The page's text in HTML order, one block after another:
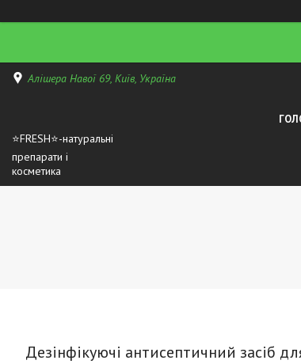
Алішера Навої 69, Київ, Україна
⭐FRESH⭐-натуральні
препарати і
косметика
Дезінфікуючі антисептичний засіб